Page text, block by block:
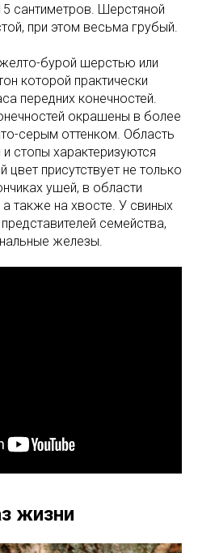
сантиметров. Шерстяной
при этом весьма грубый.
бурой шерстью или
которой практически
передних конечностей.
окрашены в более
серым оттенком. Область
стопы характеризуются
присутствует не только
ушей, в области
также на хвосте. У свиных
семейства,
железы.
жизни